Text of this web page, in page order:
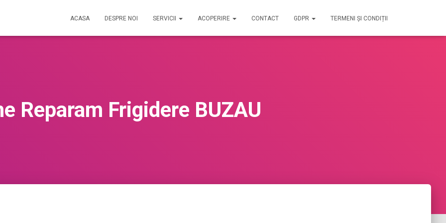
ACASA DESPRE NOI SERVICII ACOPERIRE CONTACT GDPR TERMENI ȘI CONDIȚII
Reparam Frigidere BUZAU